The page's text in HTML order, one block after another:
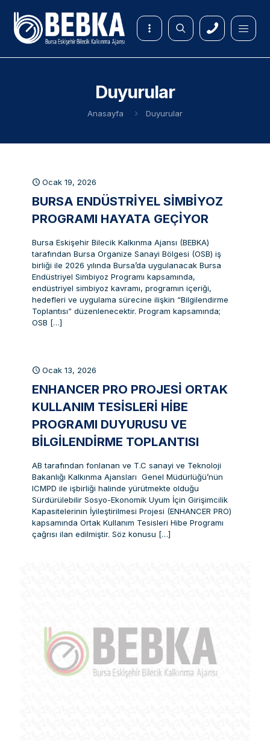
Duyurular
Anasayfa Duyurular
Ocak 19, 2026
BURSA ENDÜSTRIYEL SIMBIYOZ
PROGRAMI HAYATA GEÇIYOR
Bursa Eskişehir Bilecik Kalkınma Ajansı (BEBKA)
tarafından Bursa Organize Sanayi Bölgesi (OSB) iş
birliği ile 2026 yılında Bursa’da uygulanacak Bursa
Endüstriyel Simbiyoz Programı kapsamında,
endüstriyel simbiyoz kavramı, programın içeriği,
hedefleri ve uygulama sürecine ilişkin “Bilgilendirme
Toplantısı” düzenlenecektir. Program kapsamında;
OSB […]
Ocak 13, 2026
ENHANCER PRO PROJESI ORTAK
KULLANIM TESISLERI HIBE
PROGRAMI DUYURUSU VE
BILGILENDIRME TOPLANTISI
AB tarafından fonlanan ve T.C sanayi ve Teknoloji
Bakanlığı Kalkınma Ajansları Genel Müdürlüğü’nün
ICMPD ile işbirliği halinde yürütmekte olduğu
Sürdürülebilir Sosyo-Ekonomik Uyum İçin Girişimcilik
Kapasitelerinin İyileştirilmesi Projesi (ENHANCER PRO)
kapsamında Ortak Kullanım Tesisleri Hibe Programı
çağrısı ilan edilmiştir. Söz konusu […]